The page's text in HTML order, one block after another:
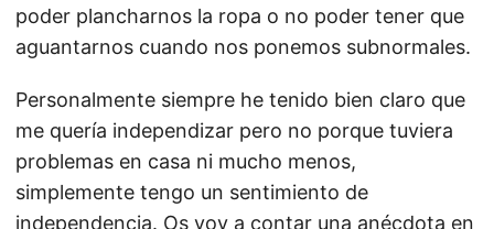
poder plancharnos la ropa o no poder tener que
aguantarnos cuando nos ponemos subnormales.
Personalmente siempre he tenido bien claro que
me quería independizar pero no porque tuviera
problemas en casa ni mucho menos,
simplemente tengo un sentimiento de
independencia. Os voy a contar una anécdota en